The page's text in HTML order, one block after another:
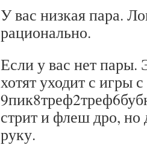
У вас низкая пара.
рационально.
Если у вас нет пары.
хотят уходит с игры
стрит и флеш дро, но
руку.